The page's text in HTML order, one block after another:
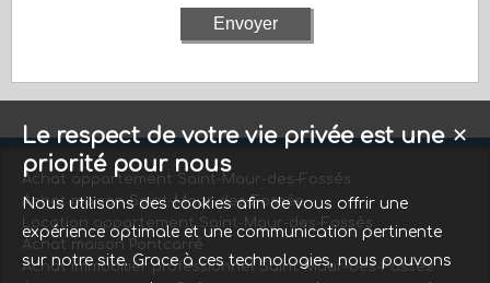
Achat appartement Saint-Maur-des-Fossés
Achat maison Saint-Maur-des-Fossés
Location appartement Saint-Maur-des-Fossés
Achat maison Pontcarré
Achat immobilier professionnel Saint-Maur-des-Fossés
✕
Le respect de votre vie privée est une
priorité pour nous
Nous utilisons des cookies afin de vous offrir une
expérience optimale et une communication pertinente
sur notre site. Grace à ces technologies, nous pouvons